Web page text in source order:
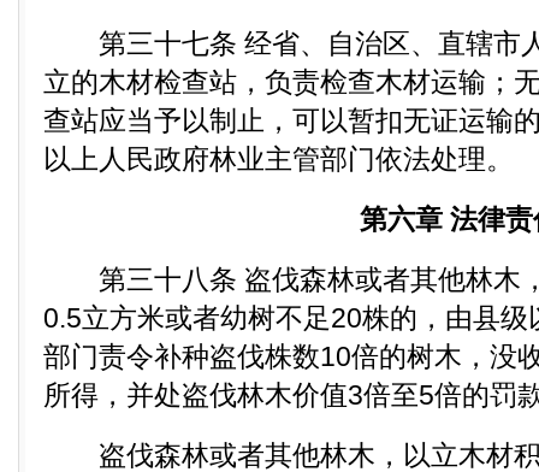
第三十七条 经省、自治区、直辖市
立的木材检查站，负责检查木材运输；
查站应当予以制止，可以暂扣无证运输
以上人民政府林业主管部门依法处理。
第六章 法律责
第三十八条 盗伐森林或者其他林木
0.5立方米或者幼树不足20株的，由县
部门责令补种盗伐株数10倍的树木，没
所得，并处盗伐林木价值3倍至5倍的罚
盗伐森林或者其他林木，以立木材积